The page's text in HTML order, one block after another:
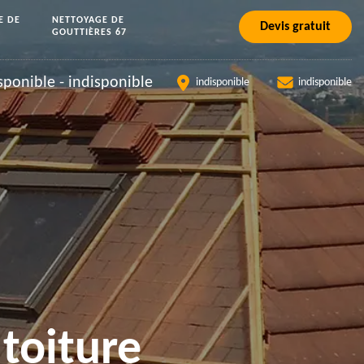
DE
NETTOYAGE DE
GOUTTIÈRES 67
Devis gratuit
- indisponible indisponible indisponible
toiture